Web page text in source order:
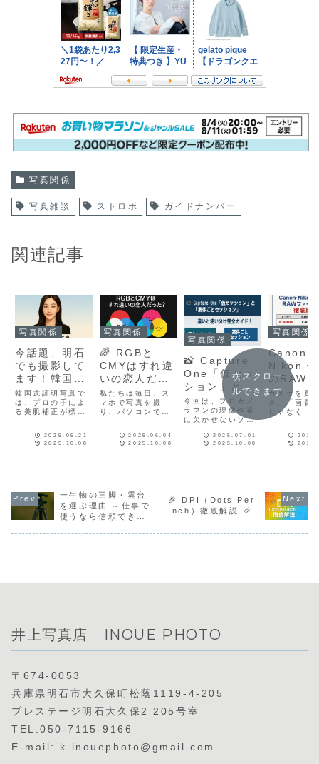
写真関係
写真雑談 ストロボ ガイドナンバー
関連記事
写真関係
今話題、明石
でも撮影して
ます！韓国式
証明写真と
は？
韓国式証明写真で
は、プロの手によ
る美肌補正が標準
寧に除去し、肌を
れ、自然な印象を
ちをより美しく見
せます。
2025.05.21
2025.10.08
写真関係
🌈 RGBと
CMYはすれ違
いの恋人だっ
た？
私たちは毎日、ス
マホで写真を撮
り、パソコンで画
ます。でも、その
しているかを考え
か？
2025.06.04
2025.10.08
写真関係
📸 Capture
One「仮セッ
ション」と
「案件ごとセ
ッション」—
違いと使い分
け完全ガイ
今回は、プロカメ
ラマンの現像作業
に欠かせないソフ
One」で使える、
セッションの賢い
な写真を一括で見
たい！」「でも大
2025.07.01
2025.10.08
写真関係
Canon・
Nikon・
のRAW
ルサイズ
比較！
カメラを買
き、「画質
じゃなく「
率」も大事
る方や、旅
イズは無視
で今回は、
Canon・
Sonyの主
く比較して
横スクロー
ルできます
一生物の三脚・雲台
を選ぶ理由 ～仕事で
使うなら信頼できる
🎉 DPI（Dots Per
Inch）徹底解説 🎉
井上写真店 INOUE PHOTO
〒674-0053
兵庫県明石市大久保町松蔭1119-4-205
プレステージ明石大久保2 205号室
TEL:050-7115-9166
E-mail: k.inouephoto@gmail.com